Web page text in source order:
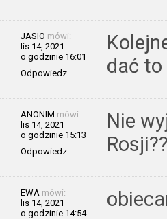
JASIO mówi:
lis 14, 2021
o godzinie 16:01
Odpowiedz
dać to
ANONIM mówi:
lis 14, 2021
o godzinie 15:13
Odpowiedz
Nie
EWA mówi:
lis 14, 2021
o godzinie 14:54